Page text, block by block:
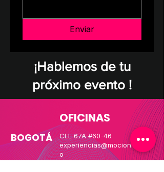
Enviar
¡Hablemos de tu
próximo evento !
OFICINAS
BOGOTÁ
CLL 67A #60-46
experiencias@mocion.com.c
o